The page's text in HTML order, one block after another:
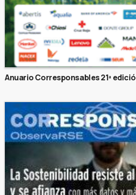
Anuario Corresponsables 21ª